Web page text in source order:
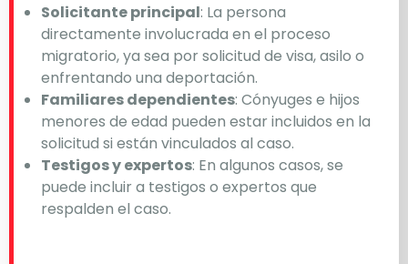
Solicitante principal: La persona
directamente involucrada en el proceso
migratorio, ya sea por solicitud de visa, asilo o
enfrentando una deportación.
Familiares dependientes: Cónyuges e hijos
menores de edad pueden estar incluidos en la
solicitud si están vinculados al caso.
Testigos y expertos: En algunos casos, se
puede incluir a testigos o expertos que
respalden el caso.